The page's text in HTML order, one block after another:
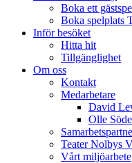
Boka ett
Boka spelplats
Inför besöket
Hitta hit
Tillgänglighet
Om oss
Kontakt
Medarbetare
David
Olle
Teater Nolbys
Vårt miljöarbete